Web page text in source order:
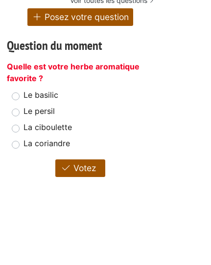
Posez votre question
Question du moment
Quelle est votre herbe aromatique
favorite ?
Le basilic
Le persil
La ciboulette
La coriandre
Votez